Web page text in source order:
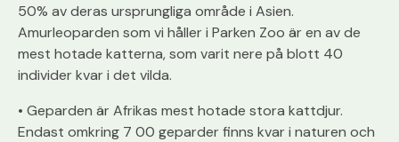
50% av deras ursprungliga område i Asien.
Amurleoparden som vi håller i Parken Zoo är en av de
mest hotade katterna, som varit nere på blott 40
individer kvar i det vilda.
• Geparden är Afrikas mest hotade stora kattdjur.
Endast omkring 7 00 geparder finns kvar i naturen och